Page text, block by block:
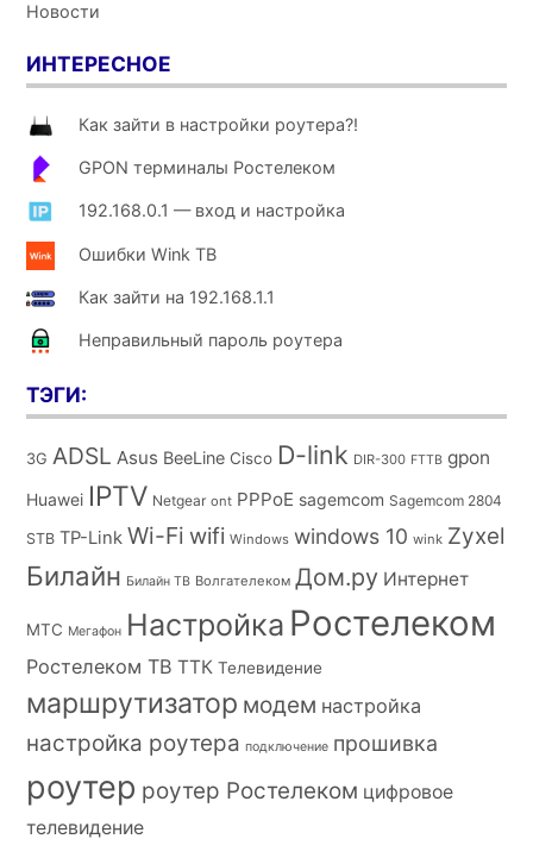
Новости
ИНТЕРЕСНОЕ
Как зайти в настройки роутера?!
GPON терминалы Ростелеком
192.168.0.1 — вход и настройка
Ошибки Wink ТВ
Как зайти на 192.168.1.1
Неправильный пароль роутера
ТЭГИ:
3G ADSL Asus BeeLine Cisco D-link DIR-300 FTTB gpon
Huawei IPTV Netgear ont PPPoE sagemcom Sagemcom 2804
STB TP-Link Wi-Fi wifi Windows windows 10 wink Zyxel
Билайн Билайн ТВ Волгателеком Дом.ру Интернет
МТС Мегафон Настройка Ростелеком
Ростелеком ТВ ТТК Телевидение
маршрутизатор модем настройка
настройка роутера подключение прошивка
роутер роутер Ростелеком цифровое
телевидение